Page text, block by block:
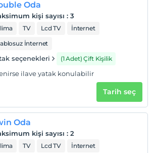
ve sonrası
ve öncesi
Oda
kişi sayısı : 3
TV Lcd TV
İnternet
İnternet
seçenekleri (1 Adet) Çift Kişilik
ilave yatak konulabilir
Tarih seç
Oda
kişi sayısı : 2
TV Lcd TV
İnternet